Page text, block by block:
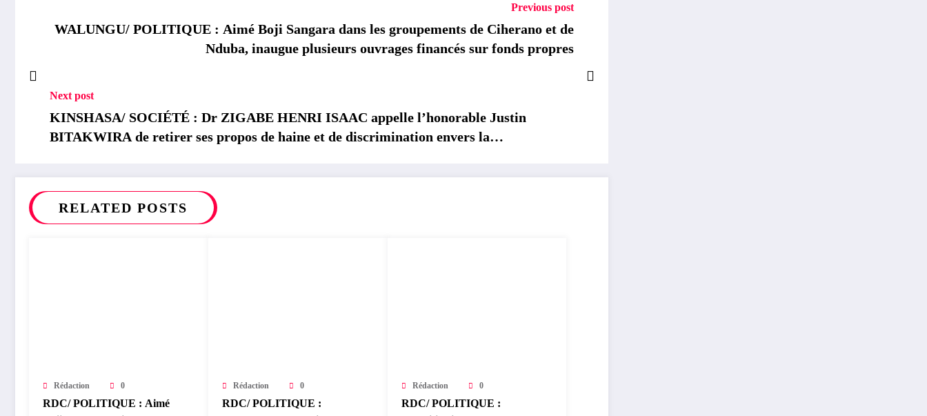
Previous post
WALUNGU/ POLITIQUE : Aimé Boji Sangara dans les groupements de Ciherano et de
Nduba, inaugue plusieurs ouvrages financés sur fonds propres
Next post
KINSHASA/ SOCIÉTÉ : Dr ZIGABE HENRI ISAAC appelle l’honorable Justin
BITAKWIRA de retirer ses propos de haine et de discrimination envers la
RELATED POSTS
Rédaction 0
RDC/ POLITIQUE : Aimé
Rédaction 0
RDC/ POLITIQUE :
Rédaction 0
RDC/ POLITIQUE :